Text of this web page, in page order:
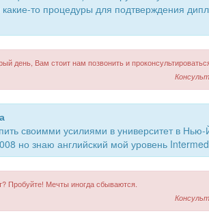
то процедуры для подтверждения
день, Вам стоит нам позвонить и
своимми усилиями в университет в
но знаю английский мой уровень
Пробуйте! Мечты иногда сбываются.